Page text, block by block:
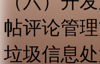
帖评论管
垃圾信息